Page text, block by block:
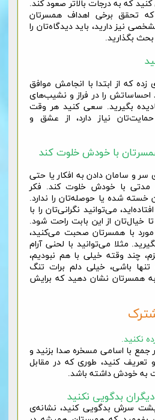
که به درجات بالاتر صعود کند.
تحقق برخی اهداف همسرتان
نیز دارید، باید دیدگاه‌تان را
بگذارید.
که از ابتدا با انجامش موافق
احساساتش را در فراز و نشیب‌های
بگیرید. سعی کنید هر وقت
نیاز دارد، از عشق و
با خودش خلوت کند
سر و سامان دادن به افکار یا حتی
مدتی با خودش خلوت کند. فکر
شده یا حوصله‌تان را ندارد.
می‌توانید نگرانی‌تان را با
خیال‌تان از این بابت راحت شود.
مورد با همسرتان صحبت می‌کنید،
مثلا می‌توانید با لحنی آرام
چند وقته خیلی با هم نبودیم،
تنها باشی، خیلی دلم برات تنگ
همسرتان نشان دهید که برایش
نکنید.
جمع با اسامی مسخره صدا بزنید و
تعریف کنید، طوری که در مقابل
به خودش داشته باشد.
بدگویی نکنید
سرش بدگویی کنید، نشانه‌ی